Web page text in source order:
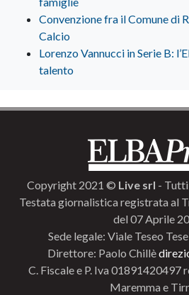
Convenzione fra il Comune di
Calcio
Lorenzo Vannucci in Serie B:
talento
Copyright 2021 © Live srl -
Testata giornalistica registrata al
del 07 Aprile
Sede legale: Viale Teseo
Direttore: Paolo Chillè
C. Fiscale e P. Iva 01891420497
Maremma e